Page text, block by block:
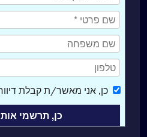
כן, אני מאשר/ת קבלת דיוור